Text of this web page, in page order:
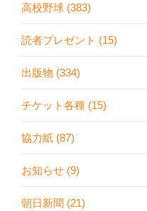
高校野球 (383)
読者プレゼント (15)
出版物 (334)
チケット各種 (15)
協力紙 (87)
お知らせ (9)
朝日新聞 (21)